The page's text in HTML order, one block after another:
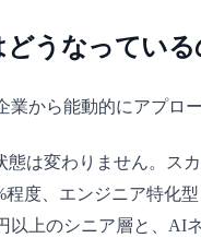
うなってい
から能動的にアプロ
は変わりません。
程度、エンジニア特
上のシニア層と、AI